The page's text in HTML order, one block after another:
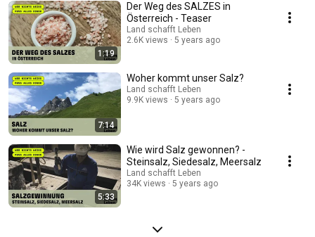
1:19
Der Weg des SALZES in
Österreich - Teaser
Land schafft Leben
2.6K views
5 years ago
7:14
Woher kommt unser Salz?
Land schafft Leben
9.9K views
5 years ago
5:33
Wie wird Salz gewonnen? -
Steinsalz, Siedesalz, Meersalz
Land schafft Leben
34K views
5 years ago